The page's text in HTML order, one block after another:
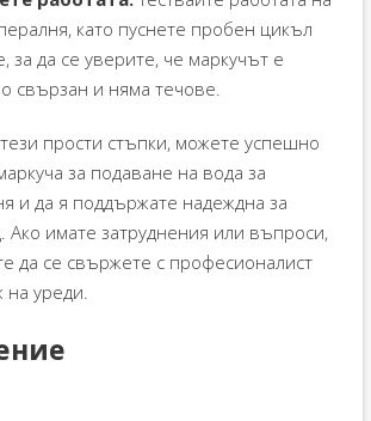
като пуснете пробен цикъл
за да се уверите, че маркучът е
свързан и няма течове.
прости стъпки, можете успешно
за подаване на вода за
и да я поддържате надеждна за
Ако имате затруднения или въпроси,
да се свържете с професионалист
на уреди.